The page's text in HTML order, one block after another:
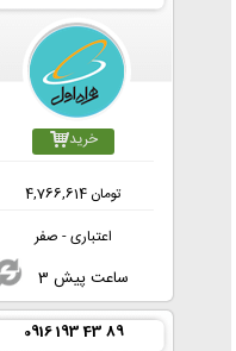
خرید
4,766,614 تومان
اعتباری - صفر
3 ساعت پیش
0916 193 43 89